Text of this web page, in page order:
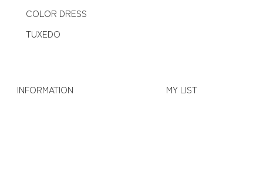
COLOR DRESS
TUXEDO
INFORMATION MY LIST